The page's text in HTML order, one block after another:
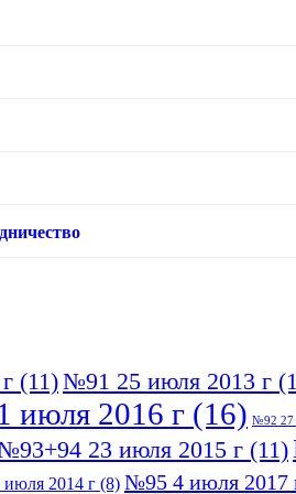
(11)№91 25 июля 2013 г
июля 2016 г (16) №92 27
23 июля 2015 г (11)
2014 г (8) №95 4 июля 2017